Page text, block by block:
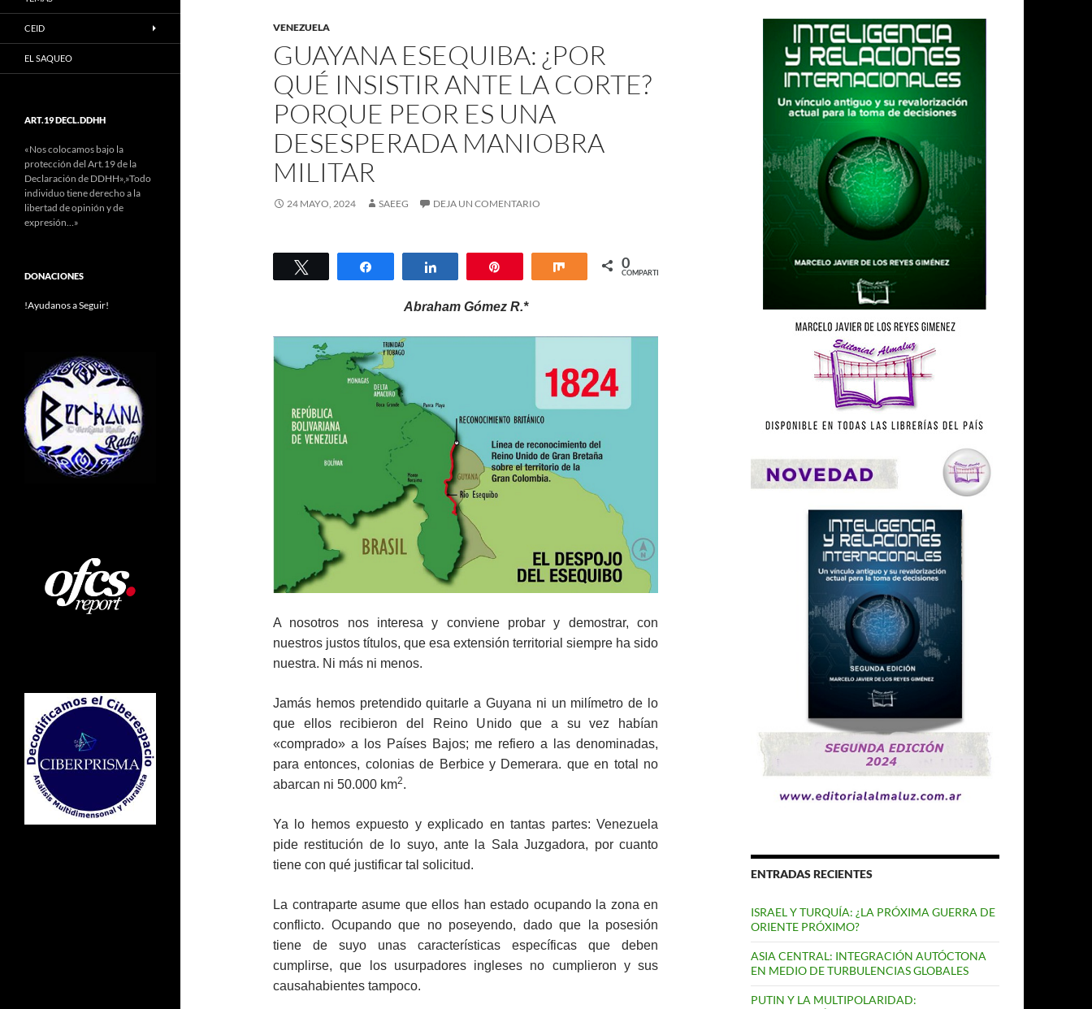
VENEZUELA
GUAYANA ESEQUIBA: ¿POR
QUÉ INSISTIR ANTE LA CORTE?
PORQUE PEOR ES UNA
DESESPERADA MANIOBRA
MILITAR
24 MAYO, 2024 SAEEG DEJA UN COMENTARIO
Twittear Compartir Compartir Compartir
0
COMPARTIR
Abraham Gómez R.*
A nosotros nos interesa y conviene probar y demostrar, con
nuestros justos títulos, que esa extensión territorial siempre ha sido
nuestra. Ni más ni menos.
Jamás hemos pretendido quitarle a Guyana ni un milímetro de lo
que ellos recibieron del Reino Unido que a su vez habían
«comprado» a los Países Bajos; me refiero a las denominadas,
para entonces, colonias de Berbice y Demerara. que en total no
abarcan ni 50.000 km2.
Ya lo hemos expuesto y explicado en tantas partes: Venezuela
pide restitución de lo suyo, ante la Sala Juzgadora, por cuanto
tiene con qué justificar tal solicitud.
La contraparte asume que ellos han estado ocupando la zona en
conflicto. Ocupando que no poseyendo, dado que la posesión
tiene de suyo unas características específicas que deben
cumplirse, que los usurpadores ingleses no cumplieron y sus
causahabientes tampoco.
ENTRADAS RECIENTES
ISRAEL Y TURQUÍA: ¿LA PRÓXIMA GUERRA DE
ORIENTE PRÓXIMO?
ASIA CENTRAL: INTEGRACIÓN AUTÓCTONA
EN MEDIO DE TURBULENCIAS GLOBALES
PUTIN Y LA MULTIPOLARIDAD:
CEID
EL SAQUEO
ART.19 DECL.DDHH
«Nos colocamos bajo la
protección del Art.19 de la
Declaración de DDHH»,»Todo
individuo tiene derecho a la
libertad de opinión y de
expresión…»
DONACIONES
!Ayudanos a Seguir!